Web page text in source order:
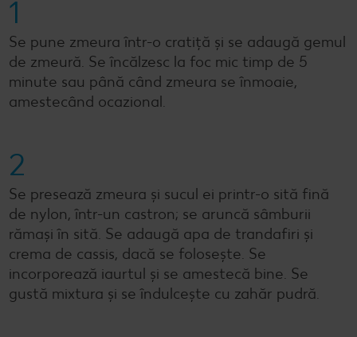
1
Se pune zmeura într-o cratiță și se adaugă gemul
de zmeură. Se încălzesc la foc mic timp de 5
minute sau până când zmeura se înmoaie,
amestecând ocazional.
2
Se presează zmeura și sucul ei printr-o sită fină
de nylon, într-un castron; se aruncă sâmburii
rămași în sită. Se adaugă apa de trandafiri și
crema de cassis, dacă se folosește. Se
incorporează iaurtul și se amestecă bine. Se
gustă mixtura și se îndulcește cu zahăr pudră.